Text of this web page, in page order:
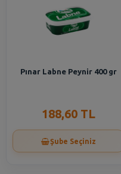
Pınar Labne Peynir 400 gr
188,60 TL
Şube Seçiniz